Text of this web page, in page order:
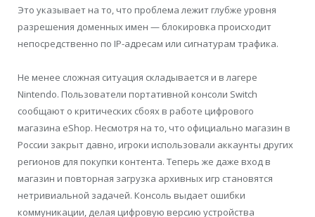
Это указывает на то, что проблема лежит глубже уровня
разрешения доменных имен — блокировка происходит
непосредственно по IP-адресам или сигнатурам трафика.
Не менее сложная ситуация складывается и в лагере
Nintendo. Пользователи портативной консоли Switch
сообщают о критических сбоях в работе цифрового
магазина eShop. Несмотря на то, что официально магазин в
России закрыт давно, игроки использовали аккаунты других
регионов для покупки контента. Теперь же даже вход в
магазин и повторная загрузка архивных игр становятся
нетривиальной задачей. Консоль выдает ошибки
коммуникации, делая цифровую версию устройства